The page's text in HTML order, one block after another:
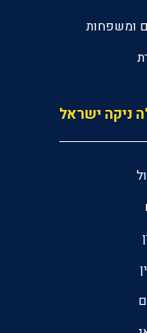
ומשפחות
ניקה ישראל